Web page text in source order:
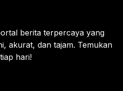
berita terpercaya yang
akurat, dan tajam. Temukan
hari!